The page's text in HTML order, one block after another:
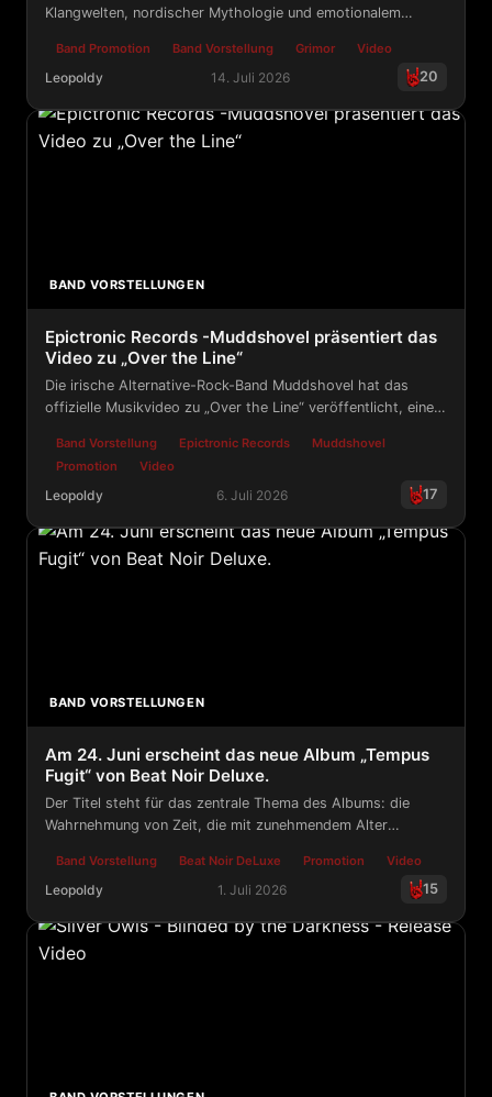
Klangwelten, nordischer Mythologie und emotionalem
Band Promotion Band Vorstellung Grimor Video
Leopoldy 14. Juli 2026 20
Grimor - Dark Gothic Metal mit operatischer Note!
BAND VORSTELLUNGEN
Epictronic Records -Muddshovel präsentiert das
Video zu „Over the Line“
Die irische Alternative-Rock-Band Muddshovel hat das
offizielle Musikvideo zu „Over the Line“ veröffentlicht, einem
Epictronic erhältlich ist.
Band Vorstellung Epictronic Records
Muddshovel
Promotion
Video
Leopoldy 6. Juli 2026 17
Epictronic Records -Muddshovel präsentiert das Video
BAND VORSTELLUNGEN
Am 24. Juni erscheint das neue Album „Tempus
Fugit“ von Beat Noir Deluxe.
Der Titel steht für das zentrale Thema des Albums: die
Wahrnehmung von Zeit, die mit zunehmendem Alter
Band Vorstellung Beat Noir DeLuxe Promotion Video
Leopoldy 1. Juli 2026 15
Am 24. Juni erscheint das neue Album „Tempus Fugit“